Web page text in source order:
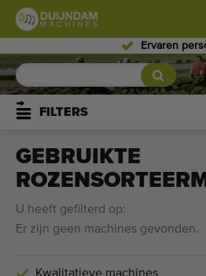
Ervaren
Bloemen en planten (587)
Vollegrondgroenten
Glastuinbouw groenten
Fruitteelt (336)
Transportbanden
FILTERS
GEBRUIKTE
U heeft gefilterd op:
Er zijn geen machines gevonden.